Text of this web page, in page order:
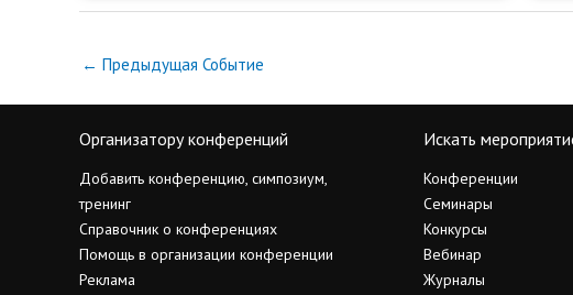
← Предыдущая Событие
Организатору конференций
Добавить конференцию, симпозиум,
тренинг
Справочник о конференциях
Помощь в организации конференции
Реклама
Искать
Конференции
Семинары
Конкурсы
Вебинар
Журналы